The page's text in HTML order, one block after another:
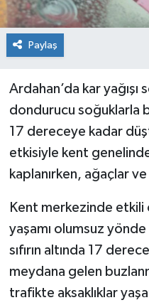
Paylaş
Ardahan’da kar yağışı
dondurucu soğuklarla
17 dereceye kadar
etkisiyle kent
kaplanırken, ağaçlar
Kent merkezinde etkili
yaşamı olumsuz
sıfırın altında 17
meydana gelen
trafikte aksaklıklar
SİYASET
SOLHAN
YAYLADERE
YEDİSU